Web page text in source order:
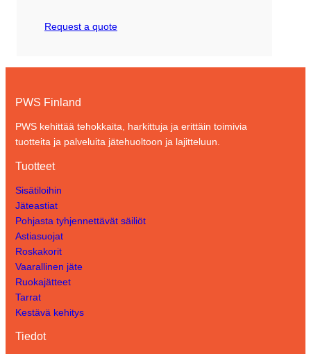
Request a quote
PWS Finland
PWS kehittää tehokkaita, harkittuja ja erittäin toimivia
tuotteita ja palveluita jätehuoltoon ja lajitteluun.
Tuotteet
Sisätiloihin
Jäteastiat
Pohjasta tyhjennettävät säiliöt
Astiasuojat
Roskakorit
Vaarallinen jäte
Ruokajätteet
Tarrat
Kestävä kehitys
Tiedot